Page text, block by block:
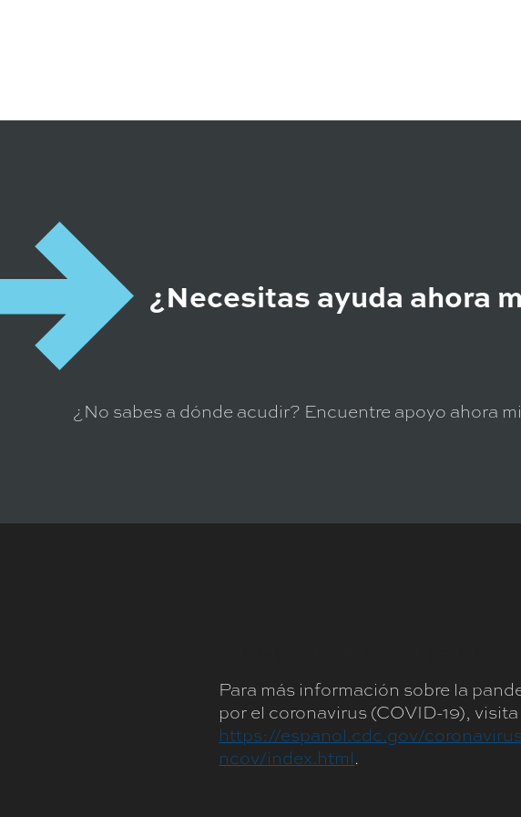
¿Necesitas ayuda ahora
¿No sabes a dónde acudir? Encuentre apoyo ahora
Para más información sobre la
por el coronavirus (COVID-19), visita
https://espanol.cdc.gov/
ncov/index.html.